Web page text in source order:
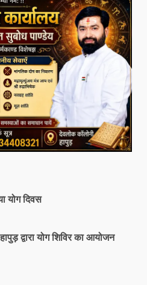
योग दिवस
द्वारा योग शिविर का आयोजन